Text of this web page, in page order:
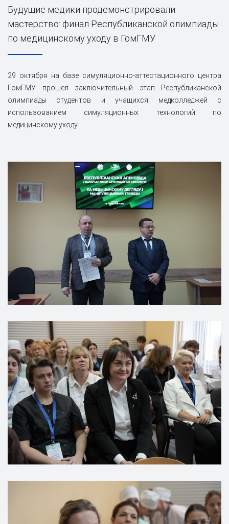
Будущие медики продемонстрировали
мастерство: финал Республиканской олимпиады
по медицинскому уходу в ГомГМУ
29 октября на базе симуляционно-аттестационного центра
ГомГМУ прошел заключительный этап Республиканской
олимпиады студентов и учащихся медколледжей с
использованием симуляционных технологий по
медицинскому уходу.